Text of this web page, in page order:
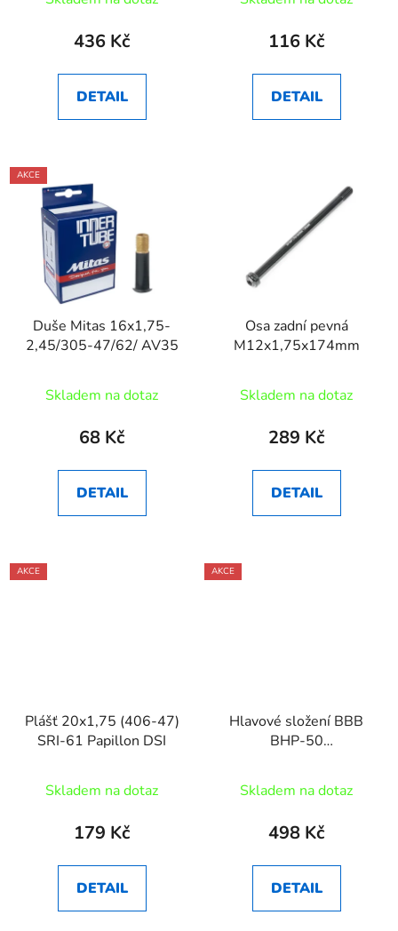
436 Kč
DETAIL
116 Kč
DETAIL
AKCE
Duše Mitas 16x1,75-
2,45/305-47/62/ AV35
Skladem na dotaz
68 Kč
DETAIL
Osa zadní pevná
M12x1,75x174mm
Skladem na dotaz
289 Kč
DETAIL
AKCE
Plášť 20x1,75 (406-47)
SRI-61 Papillon DSI
Skladem na dotaz
179 Kč
DETAIL
AKCE
Hlavové složení BBB
BHP-50
Skladem na dotaz
498 Kč
DETAIL